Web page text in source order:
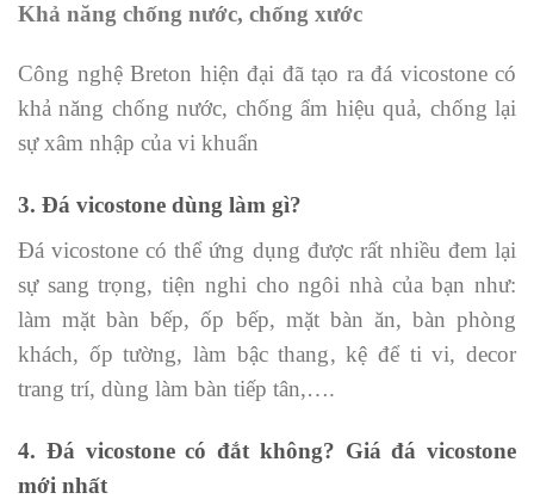
Khả năng chống nước, chống xước
Công nghệ Breton hiện đại đã tạo ra đá vicostone có
khả năng chống nước, chống ẩm hiệu quả, chống lại
sự xâm nhập của vi khuẩn
3. Đá vicostone dùng làm gì?
Đá vicostone có thể ứng dụng được rất nhiều đem lại
sự sang trọng, tiện nghi cho ngôi nhà của bạn như:
làm mặt bàn bếp, ốp bếp, mặt bàn ăn, bàn phòng
khách, ốp tường, làm bậc thang, kệ để ti vi, decor
trang trí, dùng làm bàn tiếp tân,….
4. Đá vicostone có đắt không? Giá đá vicostone
mới nhất